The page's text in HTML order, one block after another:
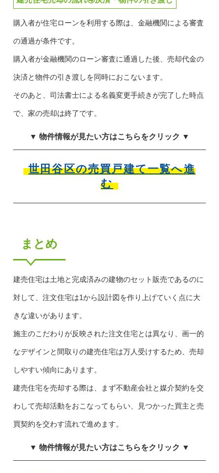
購入者が住宅ローンを利用する際は、金融機関による審査
の通過が条件です。
購入者が金融機関のローン審査に通過した後、売却代金の
決済と物件の引き渡しを同時におこないます。
そのあと、司法書士による名義変更手続きが完了した時点
で、家の売却は終了です。
▼ 物件情報が見たい方はこちらをクリック ▼
世田谷区の売買戸建て一覧へ進
む
まとめ
建売住宅は土地と完成済みの建物のセット販売であるのに
対して、注文住宅は1から設計図を作り上げていく点に大
きな違いがあります。
施主のこだわりが反映された注文住宅とは異なり、画一的
なデザインと間取りの建売住宅は万人受けするため、売却
しやすい傾向にあります。
建売住宅を売却する際は、まず不動産会社と媒介契約を交
わして売却活動をおこなってもらい、見つかった買主と売
買契約を交わす流れで進めます。
▼ 物件情報が見たい方はこちらをクリック ▼